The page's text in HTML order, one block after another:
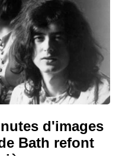
d'images
Bath refont